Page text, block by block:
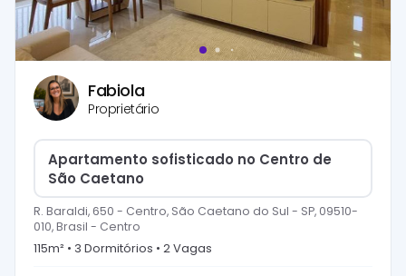
Fabiola
Proprietário
Apartamento sofisticado no Centro de
São Caetano
R. Baraldi, 650 - Centro, São Caetano do Sul - SP, 09510-
010, Brasil - Centro
115m² • 3 Dormitórios • 2Vagas